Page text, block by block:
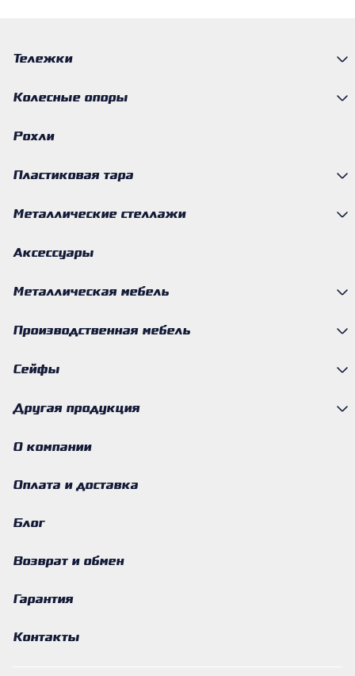
Тележки
Колесные опоры
Рохли
Пластиковая тара
Металлические стеллажи
Аксессуары
Металлическая мебель
Производственная мебель
Сейфы
Другая продукция
О компании
Оплата и доставка
Блог
Возврат и обмен
Гарантия
Контакты